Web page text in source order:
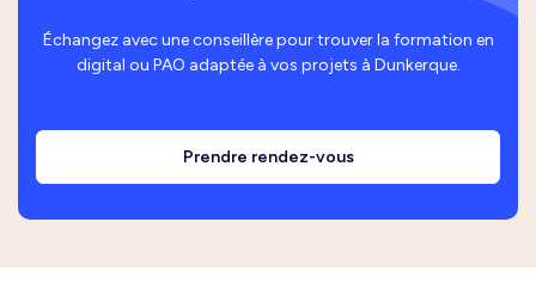
Échangez avec une conseillère pour trouver la formation en
digital ou PAO adaptée à vos projets à Dunkerque.
Prendre rendez-vous